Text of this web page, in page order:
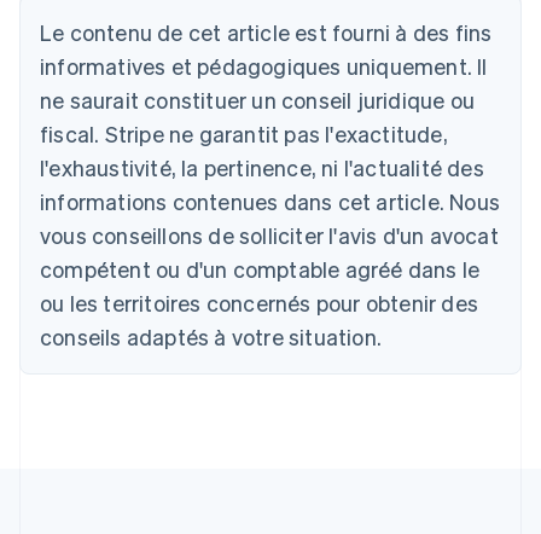
Le contenu de cet article est fourni à des fins
informatives et pédagogiques uniquement. Il
ne saurait constituer un conseil juridique ou
fiscal. Stripe ne garantit pas l'exactitude,
l'exhaustivité, la pertinence, ni l'actualité des
informations contenues dans cet article. Nous
vous conseillons de solliciter l'avis d'un avocat
compétent ou d'un comptable agréé dans le
ou les territoires concernés pour obtenir des
conseils adaptés à votre situation.
Allemagne
Australie
English
Autriche
DeutschEnglish
Belgique
NederlandsFrançaisDeutsch English
Português English
Bulgarie
English
Canada
EnglishFrançais